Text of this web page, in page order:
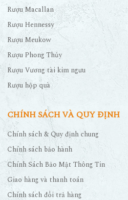
Rượu Macallan
Rượu Hennessy
Rượu Meukow
Rượu Phong Thủy
Rượu Vương tài kim ngưu
Rượu hộp quà
CHÍNH SÁCH VÀ QUY ĐỊNH
Chính sách & Quy định chung
Chính sách bảo hành
Chính Sách Bảo Mật Thông Tin
Giao hàng và thanh toán
Chính sách đổi trả hàng